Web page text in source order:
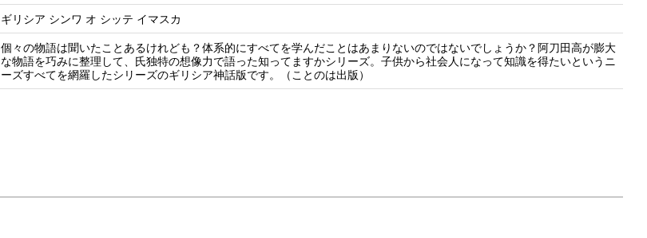
ギリシア シンワ オ シッテ イマスカ
個々の物語は聞いたことあるけれども？体系的にすべてを学んだことはあまりないのではないでしょうか？阿刀田高が膨大
な物語を巧みに整理して、氏独特の想像力で語った知ってますかシリーズ。子供から社会人になって知識を得たいというニ
ーズすべてを網羅したシリーズのギリシア神話版です。（ことのは出版）